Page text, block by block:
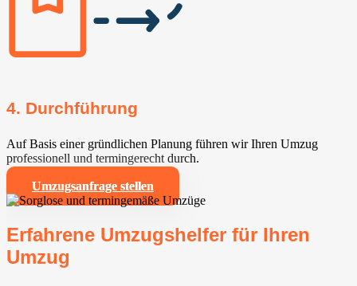
4. Durchführung
Auf Basis einer gründlichen Planung führen wir Ihren Umzug
professionell und termingerecht durch.
Umzugsanfrage stellen
Erfahrene Umzugshelfer für Ihren
Umzug